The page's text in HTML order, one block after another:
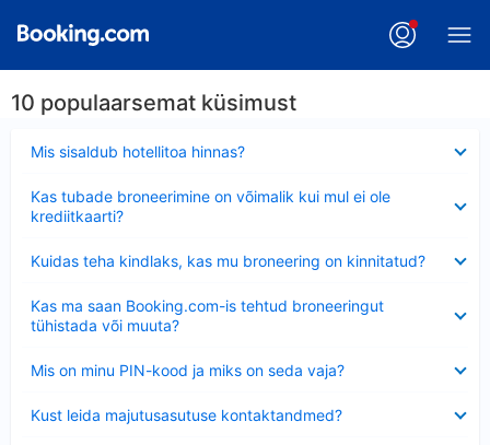
10 populaarsemat küsimust
Mis sisaldub hotellitoa hinnas?
Kas tubade broneerimine on võimalik kui mul ei ole
krediitkaarti?
Kuidas teha kindlaks, kas mu broneering on kinnitatud?
Kas ma saan Booking.com-is tehtud broneeringut
tühistada või muuta?
Mis on minu PIN-kood ja miks on seda vaja?
Kust leida majutusasutuse kontaktandmed?